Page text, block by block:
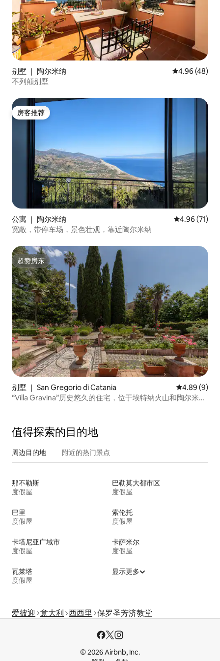
别墅 ｜ 陶尔米纳 平均评分
4.96 (48)
不列颠别墅
房客推荐
房客推荐
公寓 ｜ 陶尔米纳 平均评分
4.96 (71)
宽敞，带停车场，景色壮观，靠近陶尔米纳
超赞房东
超赞房东
别墅 ｜ San Gregorio di Catania 平均评分
4.89 (9)
“Villa Gravina”历史悠久的住宅，位于埃特纳火山和陶尔米纳
值得探索的目的地
周边目的地 附近的热门景点
那不勒斯
度假屋
巴勒莫大都市区
度假屋
巴里
度假屋
索伦托
度假屋
卡塔尼亚广域市
度假屋
卡萨米尔
度假屋
瓦莱塔
度假屋
显示更多
爱彼迎 意大利 西西里 保罗圣芳济教堂
© 2026 Airbnb, Inc.